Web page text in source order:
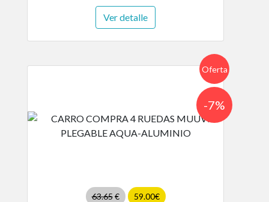
Ver detalle
Oferta
63.65€ 59.00€
-7%